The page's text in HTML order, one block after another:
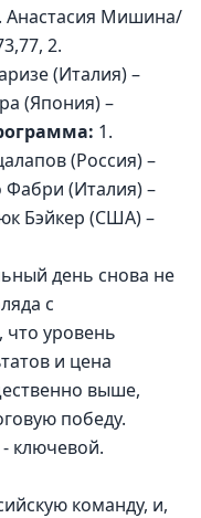
Анастасия Мишина/
2.
(Италия) –
(Япония) –
1.
(Россия) –
Фабри (Италия) –
Бэйкер (США) –
день снова не
с
уровень
и цена
выше,
победу.
- ключевой.
команду, и,